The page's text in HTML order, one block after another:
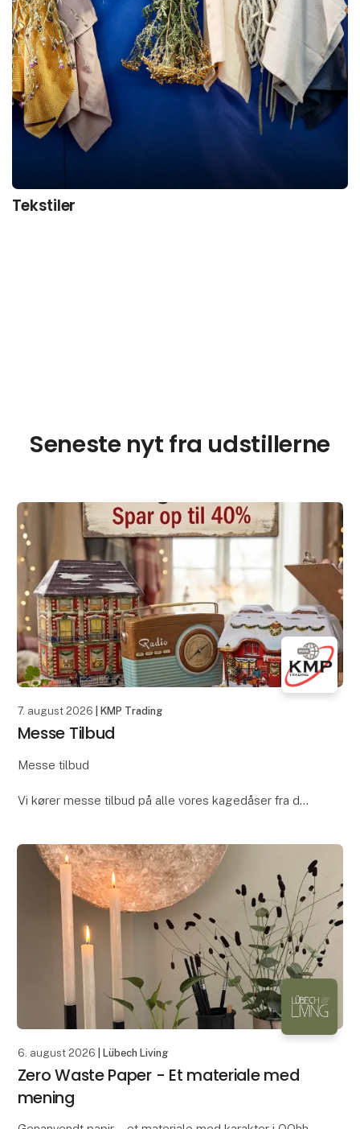
Tekstiler
Seneste nyt fra udstillerne
7. august 2026 | KMP Trading
Messe Tilbud
Messe tilbud
Vi kører messe tilbud på alle vores kagedåser fra det
Mød os på F 5120
Og se tilbuddene.
Kmp Trading
6. august 2026 | Lübech Living
Zero Waste Paper - Et materiale med
mening